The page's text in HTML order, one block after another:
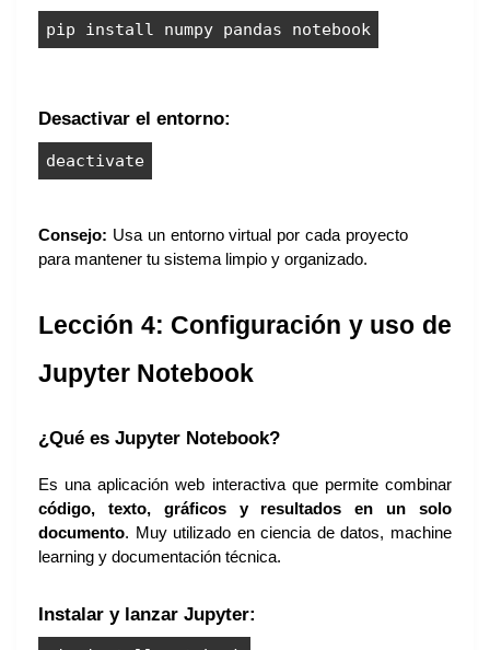
pip install numpy pandas notebook
Desactivar el entorno:
deactivate
Consejo: Usa un entorno virtual por cada proyecto
para mantener tu sistema limpio y organizado.
Lección 4: Configuración y uso de
Jupyter Notebook
¿Qué es Jupyter Notebook?
Es una aplicación web interactiva que permite combinar
código, texto, gráficos y resultados en un solo
documento. Muy utilizado en ciencia de datos, machine
learning y documentación técnica.
Instalar y lanzar Jupyter: